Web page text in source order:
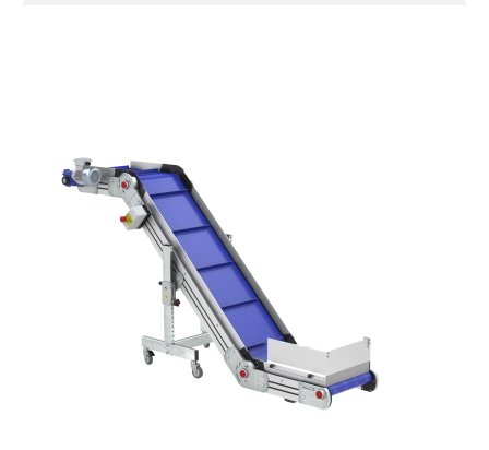
ausziehbare Elemente mit Scharnieren
aus druckgegossener Alu-Legierung,
Beine aus verzinktem Metallrohr,
Schwenkräder mit/ohne Bremse (2+2)
Förderfläche
mit Gliedern aus PP Oberfläche blau
Rippen aus PP